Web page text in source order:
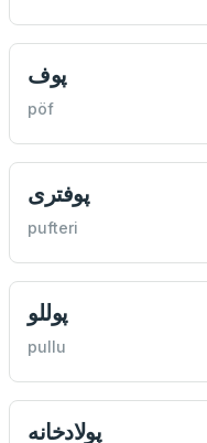
پوف
pöf
پوفتری
pufteri
پوللو
pullu
پولادخانه